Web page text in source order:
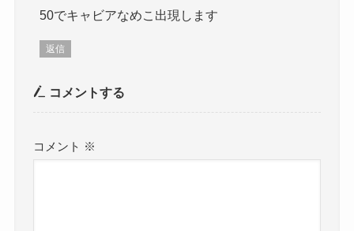
50でキャビアなめこ出現します
返信
コメントする
コメント ※